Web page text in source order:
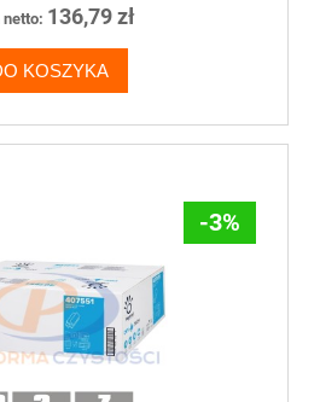
netto: 136,79 zł
KOSZYKA
-3%